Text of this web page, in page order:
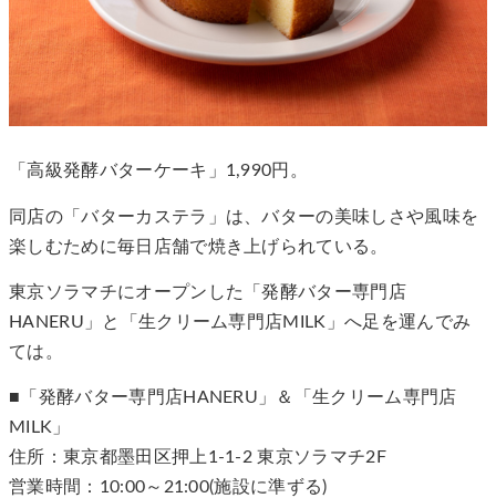
「高級発酵バターケーキ」1,990円。
同店の「バターカステラ」は、バターの美味しさや風味を
楽しむために毎日店舗で焼き上げられている。
東京ソラマチにオープンした「発酵バター専門店
HANERU」と「生クリーム専門店MILK」へ足を運んでみ
ては。
■「発酵バター専門店HANERU」＆「生クリーム専門店
MILK」
住所：東京都墨田区押上1-1-2 東京ソラマチ2F
営業時間：10:00～21:00(施設に準ずる)